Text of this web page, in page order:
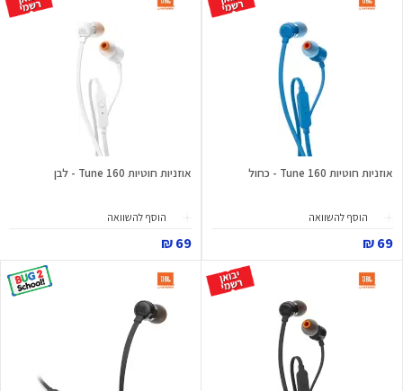
אוזניות חוטיות Tune 160 - כחול
הוסף להשוואה
69 ₪
אוזניות חוטיות Tune 160 - לבן
הוסף להשוואה
69 ₪